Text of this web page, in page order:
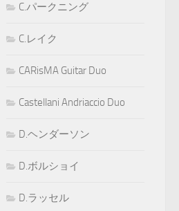
C.パークニング
C.レイク
CARisMA Guitar Duo
Castellani Andriaccio Duo
D.ヘンダーソン
D.ボルショイ
D.ラッセル